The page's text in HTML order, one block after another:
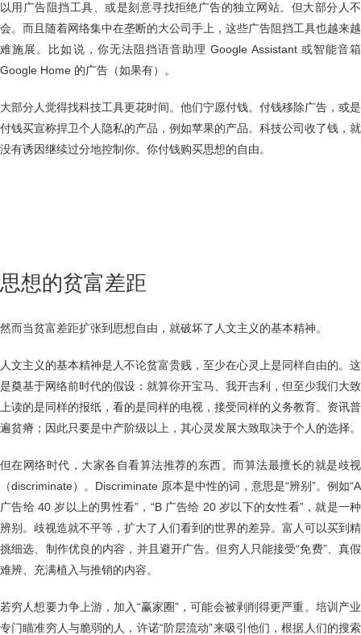
以用广告阻挡工具、或是刻意寻找拒绝广告的独立网站。但大部分人不
会。而且随着网络集中在垄断的大公司手上，这些广告阻挡工具也越来越
难施展。比如说，你无法阻挡语音助理 Google Assistant 或智能音箱
Google Home 的广告（如果有）。
大部分人觉得找科技工具更花时间。他们宁愿付钱。付钱移除广告，或是
付钱买宣称捍卫个人隐私的产品，例如苹果的产品。科技公司收了钱，就
没有诱因继续过分地控制你。你付钱购买思想的自由。
思想的贫富差距
然而当贫富差距扩张到思想自由，就破坏了人文主义的基本精神。
人文主义的基本精神是人不论贫富贵贱，至少在心灵上是同样自由的。这
是奠基于网络前时代的假设：就算你开宝马、我开吉利，但至少我们大致
上读的是同样的报纸，看的是同样的电视，接受同样的义务教育。资讯普
遍贫瘠；因此只要是中产阶级以上，其心灵发展大致取决于个人的选择。
但在网络时代，大家各自看算法推荐的东西。而算法最擅长的就是歧视
（discriminate）。Discriminate 原本是中性的词，意思是“辨别”。例如“A
广告给 40 岁以上的男性看”，“B 广告给 20 岁以下的女性看”，就是一种
辨别。歧视造就不平等，扩大了人们看到的世界的差异。富人可以买到精
挑细选、制作优良的内容，并且避开广告。但穷人只能接受“免费”、真假
难辨、充满植入与推销的内容。
若穷人想要力争上游，加入“赢家圈”，可能会被剥削得更严重。培训产业
专门瞄准穷人与脆弱的人，许诺“阶层流动”来吸引他们，根据人们的搜索